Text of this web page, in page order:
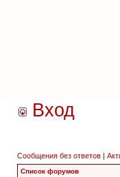
Вход
Сообщения без ответов |
Список форумов